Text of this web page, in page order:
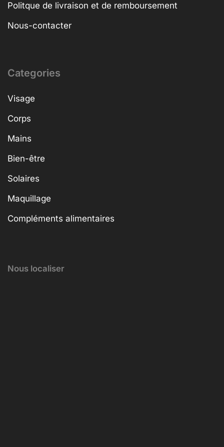
Politque de livraison et de remboursement
Nous-contacter
Categories
Visage
Corps
Mains
Bien-être
Solaires
Maquillage
Compléments alimentaires
Nous localiser